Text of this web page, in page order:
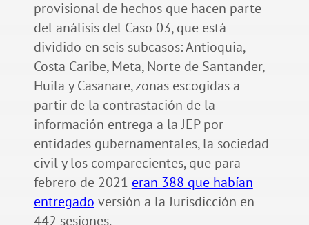
provisional de hechos que hacen parte
del análisis del Caso 03, que está
dividido en seis subcasos: Antioquia,
Costa Caribe, Meta, Norte de Santander,
Huila y Casanare, zonas escogidas a
partir de la contrastación de la
información entrega a la JEP por
entidades gubernamentales, la sociedad
civil y los comparecientes, que para
febrero de 2021 eran 388 que habían
entregado versión a la Jurisdicción en
442 sesiones.